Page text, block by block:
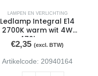
LAMPEN EN VERLICHTING
Ledlamp Integral E14
2700K warm wit 4W
470lumen
€2,35 (excl. BTW)
Artikelcode: 20940164